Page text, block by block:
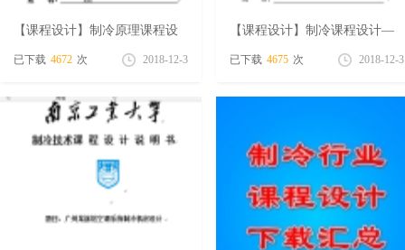
【课程设计】制冷原理课程设
计—20KW风冷蒸发器设计
已下载 4672 次 2018-12-3
【课程设计】制冷课程设计—
某办公楼制冷与空调系统课程
已下载 4675 次 2018-12-3